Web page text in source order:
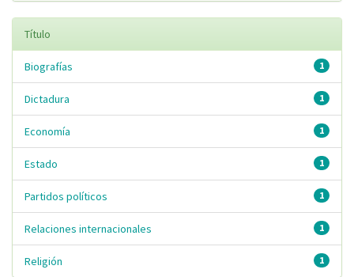
Título
1
Biografías
1
Dictadura
1
Economía
1
Estado
1
Partidos políticos
1
Relaciones internacionales
1
Religión